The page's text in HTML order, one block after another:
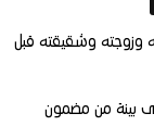
وزوجته وشقيقته قبل
بينة من مضمون